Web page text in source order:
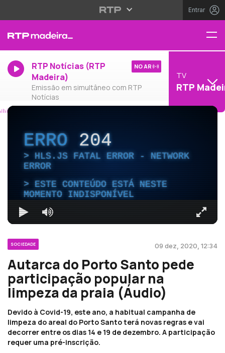
Entrar
RTP Notícias (RTP
Madeira)
Emissão em simultâneo com RTP
Notícias
NO AR
TV
RTP
ERRO204
HLS.JS FATAL ERROR - NETWORK
ERROR
ESTE CONTEÚDO ESTÁ NESTE
MOMENTO INDISPONÍVEL
SOCIEDADE 09 dez, 2020, 12:34
Autarca do Porto Santo pede
participação popular na
limpeza da praia (Áudio)
Devido à Covid-19, este ano, a habitual campanha de
limpeza do areal do Porto Santo terá novas regras e vai
decorrer entre os dias 14 e 19 de dezembro. A participação
requer uma pré-inscrição.